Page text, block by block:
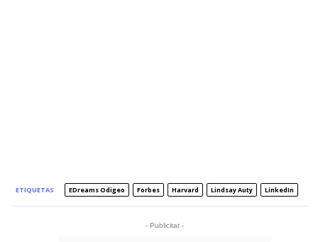
ETIQUETAS EDreams Odigeo Forbes Harvard Lindsay Auty LinkedIn
- Publicitat -